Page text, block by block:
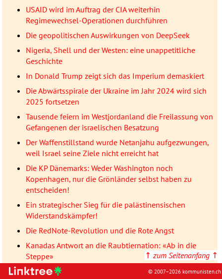
USAID wird im Auftrag der CIA weiterhin
Regimewechsel-Operationen durchführen
Die geopolitischen Auswirkungen von DeepSeek
Nigeria, Shell und der Westen: eine unappetitliche
Geschichte
In Donald Trump zeigt sich das Imperium demaskiert
Die Abwärtsspirale der Ukraine im Jahr 2024 wird sich
2025 fortsetzen
Tausende feiern im Westjordanland die Freilassung von
Gefangenen der israelischen Besatzung
Der Waffenstillstand wurde Netanjahu aufgezwungen,
weil Israel seine Ziele nicht erreicht hat
Die KP Dänemarks: Weder Washington noch
Kopenhagen, nur die Grönländer selbst haben zu
entscheiden!
Ein strategischer Sieg für die palästinensischen
Widerstandskämpfer!
Die RedNote-Revolution und die Rote Angst
Kanadas Antwort an die Raubtiernation: «Ab in die
Steppe»
Donald Trump erklärt der Nato den Krieg
↑ zum Seitenanfang ↑
© 2007–2026 kommunisten.ch